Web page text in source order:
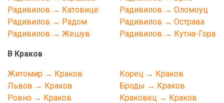
Радивилов → Катовице
Радивилов → Радом
Радивилов → Жешув
Радивилов → Оломоуц
Радивилов → Острава
Радивилов → Кутна-Гора
В Краков
Житомир → Краков
Львов → Краков
Ровно → Краков
Корец → Краков
Броды → Краков
Краковец → Краков